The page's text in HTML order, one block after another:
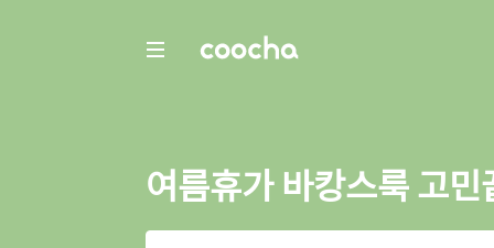
COOCHA
여름휴가 바캉스룩 고민